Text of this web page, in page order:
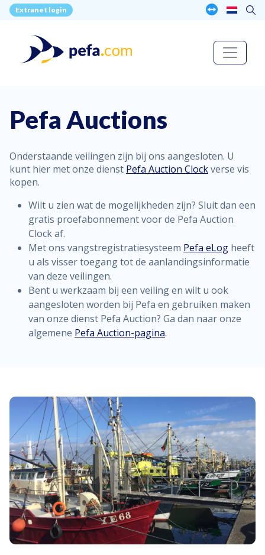
Extranet login
Pefa Auctions
Onderstaande veilingen zijn bij ons aangesloten. U
kunt hier met onze dienst Pefa Auction Clockverse vis
kopen.
Wilt u zien wat de mogelijkheden zijn? Sluit dan een
gratis proefabonnement voor de Pefa Auction
Clock af.
Met ons vangstregistratiesysteem Pefa eLog heeft
u als visser toegang tot de aanlandingsinformatie
van deze veilingen.
Bent u werkzaam bij een veiling en wilt u ook
aangesloten worden bij Pefa en gebruiken maken
van onze dienst Pefa Auction? Ga dan naar onze
algemene Pefa Auction-pagina.